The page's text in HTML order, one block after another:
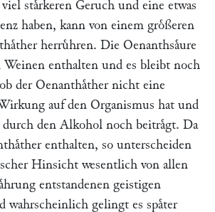
staͤrkeren Geruch und eine etwas
haben, kann von einem groͤßeren
herruͤhren. Die Oenanthsaͤure
enthalten und es bleibt noch
der Oenanthaͤther nicht eine
auf den Organismus hat und
durch den Alkohol noch beitraͤgt. Da
enthalten, so unterscheiden
Hinsicht wesentlich von allen
entstandenen geistigen
wahrscheinlich gelingt es spaͤter